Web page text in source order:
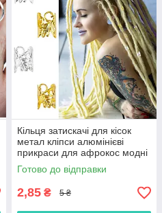
Кільця затискачі для кісок
метал кліпси алюмінієві
прикраси для афрокос модні
аксесуари для зачісок дред
Готово до відправки
2,85 ₴ 5 ₴